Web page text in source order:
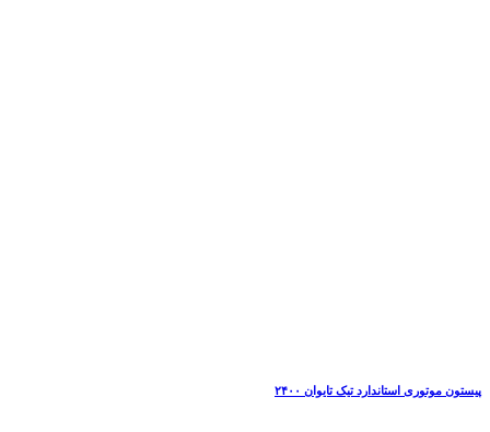
پیستون موتوری استاندارد تیک تایوان ۲۴۰۰